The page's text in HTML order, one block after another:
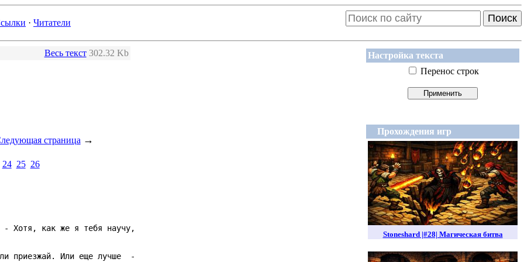
· Читатели Поиск
Настройка текста
Перенос строк
Прохождения игр
Stoneshard |#28| Магическая битва
Весь текст 302.32 Kb
страница →
24 25 26